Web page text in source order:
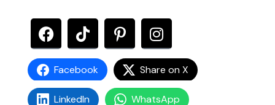
Facebook Share on X
LinkedIn WhatsApp